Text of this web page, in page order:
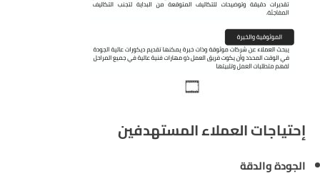
إحتياجات العملاء المستهدفين
الجودة والدقة